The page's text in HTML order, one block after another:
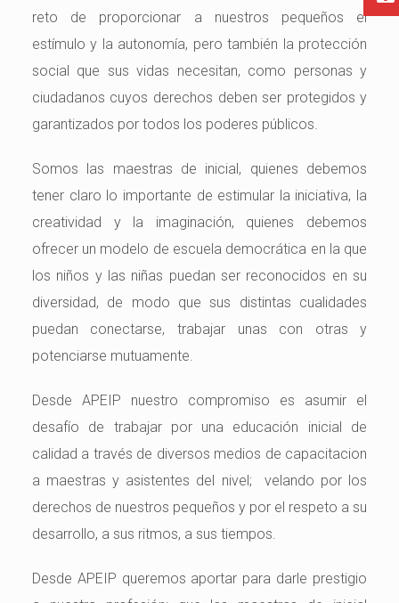
reto de proporcionar a nuestros pequeños el
estímulo y la autonomía, pero también la protección
social que sus vidas necesitan, como personas y
ciudadanos cuyos derechos deben ser protegidos y
garantizados por todos los poderes públicos.
Somos las maestras de inicial, quienes debemos
tener claro lo importante de estimular la iniciativa, la
creatividad y la imaginación, quienes debemos
ofrecer un modelo de escuela democrática en la que
los niños y las niñas puedan ser reconocidos en su
diversidad, de modo que sus distintas cualidades
puedan conectarse, trabajar unas con otras y
potenciarse mutuamente.
Desde APEIP nuestro compromiso es asumir el
desafío de trabajar por una educación inicial de
calidad a través de diversos medios de capacitacion
a maestras y asistentes del nivel; velando por los
derechos de nuestros pequeños y por el respeto a su
desarrollo, a sus ritmos, a sus tiempos.
Desde APEIP queremos aportar para darle prestigio